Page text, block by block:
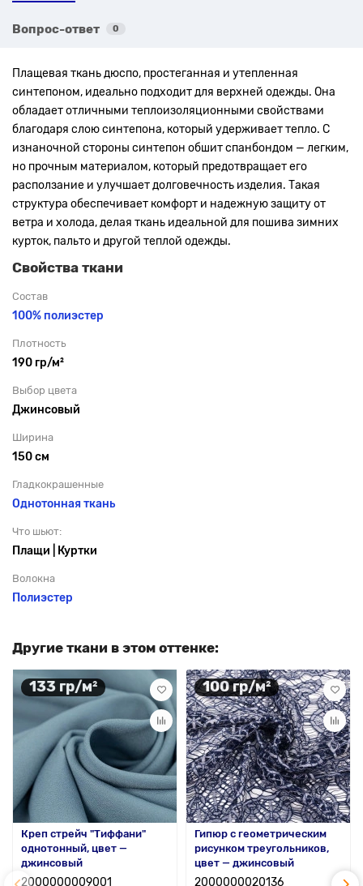
Вопрос-ответ 0
Плащевая ткань дюспо, простеганная и утепленная
синтепоном, идеально подходит для верхней одежды. Она
обладает отличными теплоизоляционными свойствами
благодаря слою синтепона, который удерживает тепло. С
изнаночной стороны синтепон обшит спанбондом — легким,
но прочным материалом, который предотвращает его
расползание и улучшает долговечность изделия. Такая
структура обеспечивает комфорт и надежную защиту от
ветра и холода, делая ткань идеальной для пошива зимних
курток, пальто и другой теплой одежды.
Свойства ткани
Состав
100% полиэстер
Плотность
190 гр/м²
Выбор цвета
Джинсовый
Ширина
150 см
Гладкокрашенные
Однотонная ткань
Что шьют:
Плащи | Куртки
Волокна
Полиэстер
Другие ткани в этом оттенке:
133 гр/м²
Креп стрейч "Тиффани"
однотонный, цвет —
джинсовый
2000000009001
100 гр/м²
Гипюр с геометрическим
рисунком треугольников,
цвет — джинсовый
2000000020136